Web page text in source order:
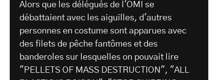
Alors que les délégués de l'OMI se
débattaient avec les aiguilles, d'autres
personnes en costume sont apparues avec
des filets de pêche fantômes et des
banderoles sur lesquelles on pouvait lire
"PELLETS OF MASS DESTRUCTION", "ALL